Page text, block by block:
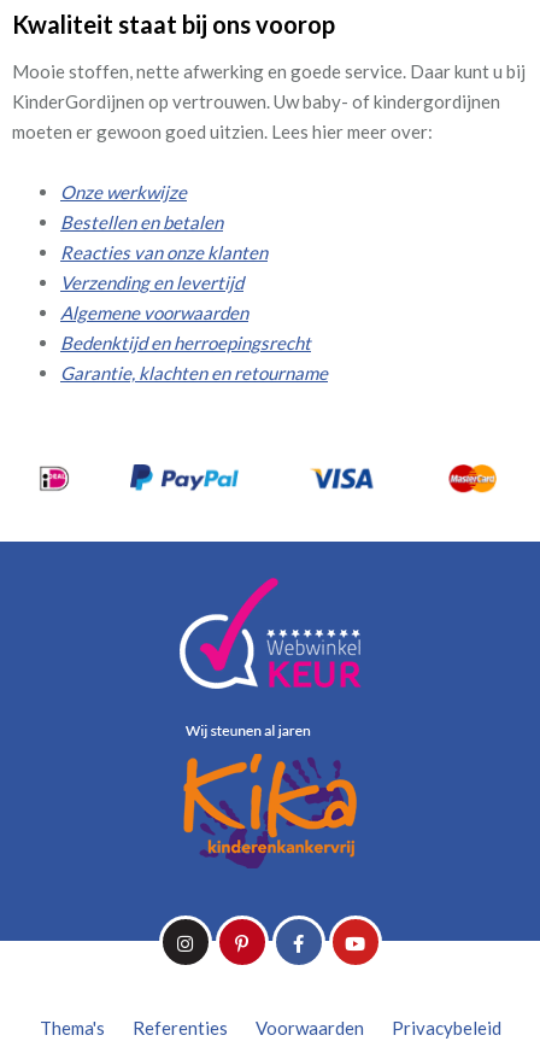
Kwaliteit staat bij ons voorop
Mooie stoffen, nette afwerking en goede service. Daar kunt u bij
KinderGordijnen op vertrouwen. Uw baby- of kindergordijnen
moeten er gewoon goed uitzien. Lees hier meer over:
Onze werkwijze
Bestellen en betalen
Reacties van onze klanten
Verzending en levertijd
Algemene voorwaarden
Bedenktijd en herroepingsrecht
Garantie, klachten en retourname
Thema's Referenties Voorwaarden
Privacybeleid